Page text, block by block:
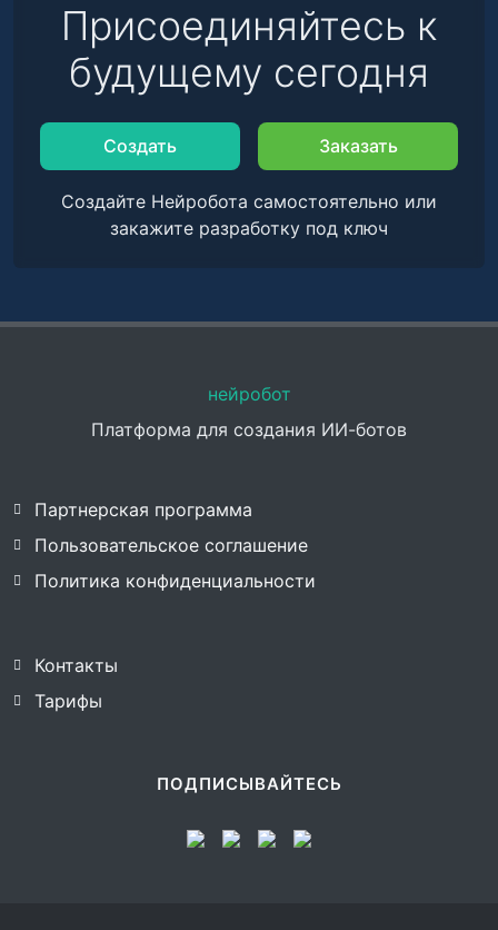
Присоединяйтесь к
будущему сегодня
Создать Заказать
Создайте Нейробота самостоятельно или
закажите разработку под ключ
нейробот
Платформа для создания ИИ-ботов
Партнерская программа
Пользовательское соглашение
Политика конфиденциальности
Контакты
Тарифы
ПОДПИСЫВАЙТЕСЬ